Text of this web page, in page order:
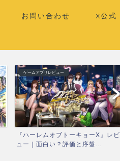
お問い合わせ X公式
ゲームアプリレビュー
『ハーレムオブトーキョーX』レビ
ュー｜面白い？評価と序盤...